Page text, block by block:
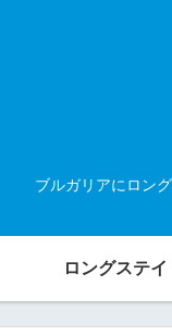
ブルガリアにロン
ロングステイ